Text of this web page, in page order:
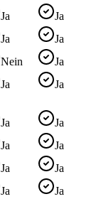
Ja
Ja
Ja
Ja
Nein
Ja
Ja
Ja
Ja
Ja
Ja
Ja
Ja
Ja
Ja
Ja